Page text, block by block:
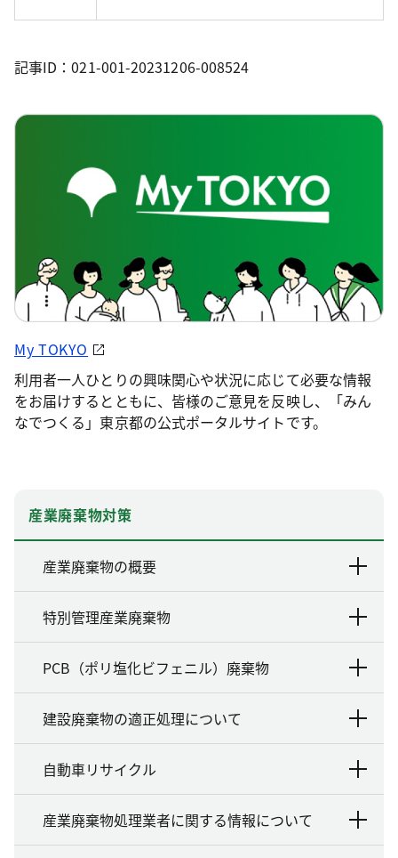
記事ID：021-001-20231206-008524
My TOKYO
利用者一人ひとりの興味関心や状況に応じて必要な情報
をお届けするとともに、皆様のご意見を反映し、「みん
なでつくる」東京都の公式ポータルサイトです。
産業廃棄物対策
産業廃棄物の概要
特別管理産業廃棄物
PCB（ポリ塩化ビフェニル）廃棄物
建設廃棄物の適正処理について
自動車リサイクル
産業廃棄物処理業者に関する情報について